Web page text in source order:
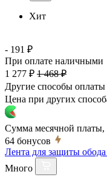
Хит
- 191 ₽
При оплате наличными
1 277 ₽ 1 468 ₽
Другие способы оплаты
Цена при других
Сумма месячной платы,
64 бонусов
Лента для защиты
Много